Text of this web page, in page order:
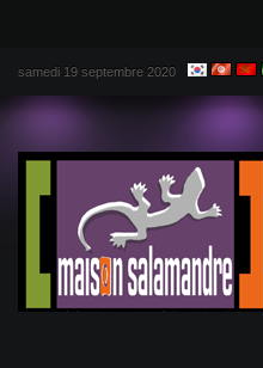
samedi 19 septembre 2020